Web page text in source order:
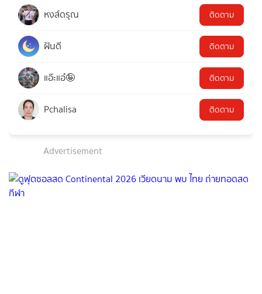
หงส์ดรุณ ติดตาม
ฝันดี ติดตาม
แอ๊ะแอ๋🤪 ติดตาม
Pchalisa ติดตาม
Advertisement